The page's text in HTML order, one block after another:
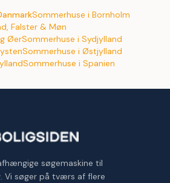
Sommerhuse i Bornholm
Falster & Møn
ØerSommerhuse i Sydjylland
Sommerhuse i Østjylland
Sommerhuse i Spanien
søgemaskine til
Vi søger på tværs af flere